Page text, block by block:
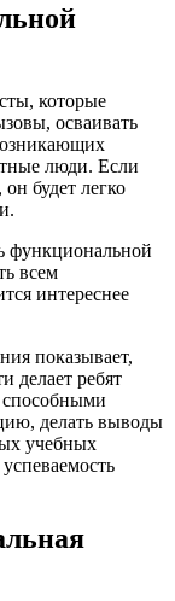
которые
осваивать
люди. Если
будет легко
функциональной
всем
интереснее
показывает,
делает ребят
способными
делать выводы
учебных